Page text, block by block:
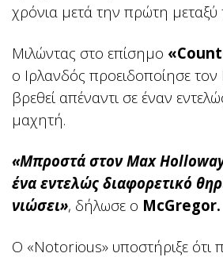
χρόνια μετά την πρώτη
Μιλώντας στο επίσημο
ο Ιρλανδός προειδοποίησε
βρεθεί απέναντι σε έναν
μαχητή.
«Μπροστά στον Max
ένα εντελώς διαφορετικό
νιώσει», δήλωσε ο McGregor.
Ο «Notorious» υποστήριξε ότι